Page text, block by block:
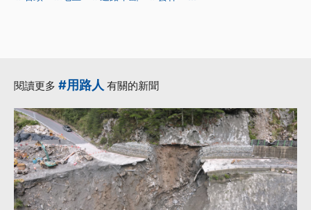
閱讀更多 #用路人 有關的新聞